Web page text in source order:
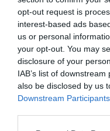
opt-out request is
interest-based ads
us or personal
your opt-out. You may
disclosure of your
IAB’s list of
also be disclosed by us
Downstream Participants
Στενά του
Συμφωνία επί των
επαναλειτουργία
να έχουν επιτύχει
υψηλόβαθμη πηγή
δίκτυα «Al Hadath»
17:04 | 06 Αυγούστου